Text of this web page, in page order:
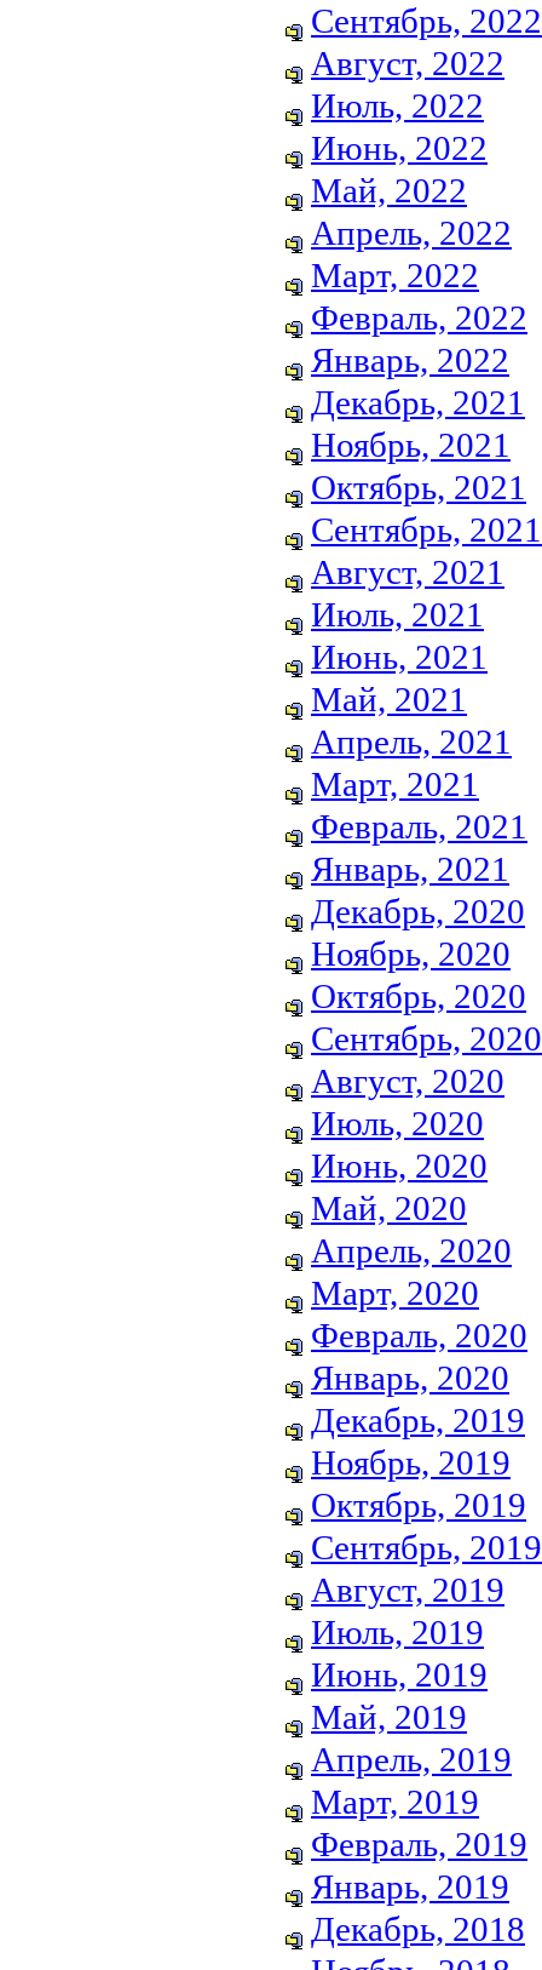
Сентябрь, 2022
Август, 2022
Июль, 2022
Июнь, 2022
Май, 2022
Апрель, 2022
Март, 2022
Февраль, 2022
Январь, 2022
Декабрь, 2021
Ноябрь, 2021
Октябрь, 2021
Сентябрь, 2021
Август, 2021
Июль, 2021
Июнь, 2021
Май, 2021
Апрель, 2021
Март, 2021
Февраль, 2021
Январь, 2021
Декабрь, 2020
Ноябрь, 2020
Октябрь, 2020
Сентябрь, 2020
Август, 2020
Июль, 2020
Июнь, 2020
Май, 2020
Апрель, 2020
Март, 2020
Февраль, 2020
Январь, 2020
Декабрь, 2019
Ноябрь, 2019
Октябрь, 2019
Сентябрь, 2019
Август, 2019
Июль, 2019
Июнь, 2019
Май, 2019
Апрель, 2019
Март, 2019
Февраль, 2019
Январь, 2019
Декабрь, 2018